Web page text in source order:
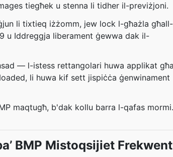
tiegħek u stenna li tidher il-previżjoni.
li tixtieq iżżomm, jew lock l-għażla għall-
u Iddreggja liberament ġewwa dak il-
— l-istess rettangolari huwa applikat
li huwa kif sett jispiċċa ġenwinament
maqtugħ, b'dak kollu barra l-qafas mormi.
BMP Mistoqsijiet